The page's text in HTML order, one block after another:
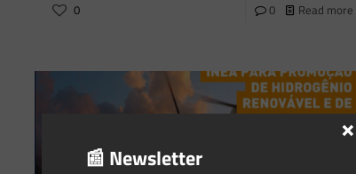
0 0 Read more
📰 Newsletter
×